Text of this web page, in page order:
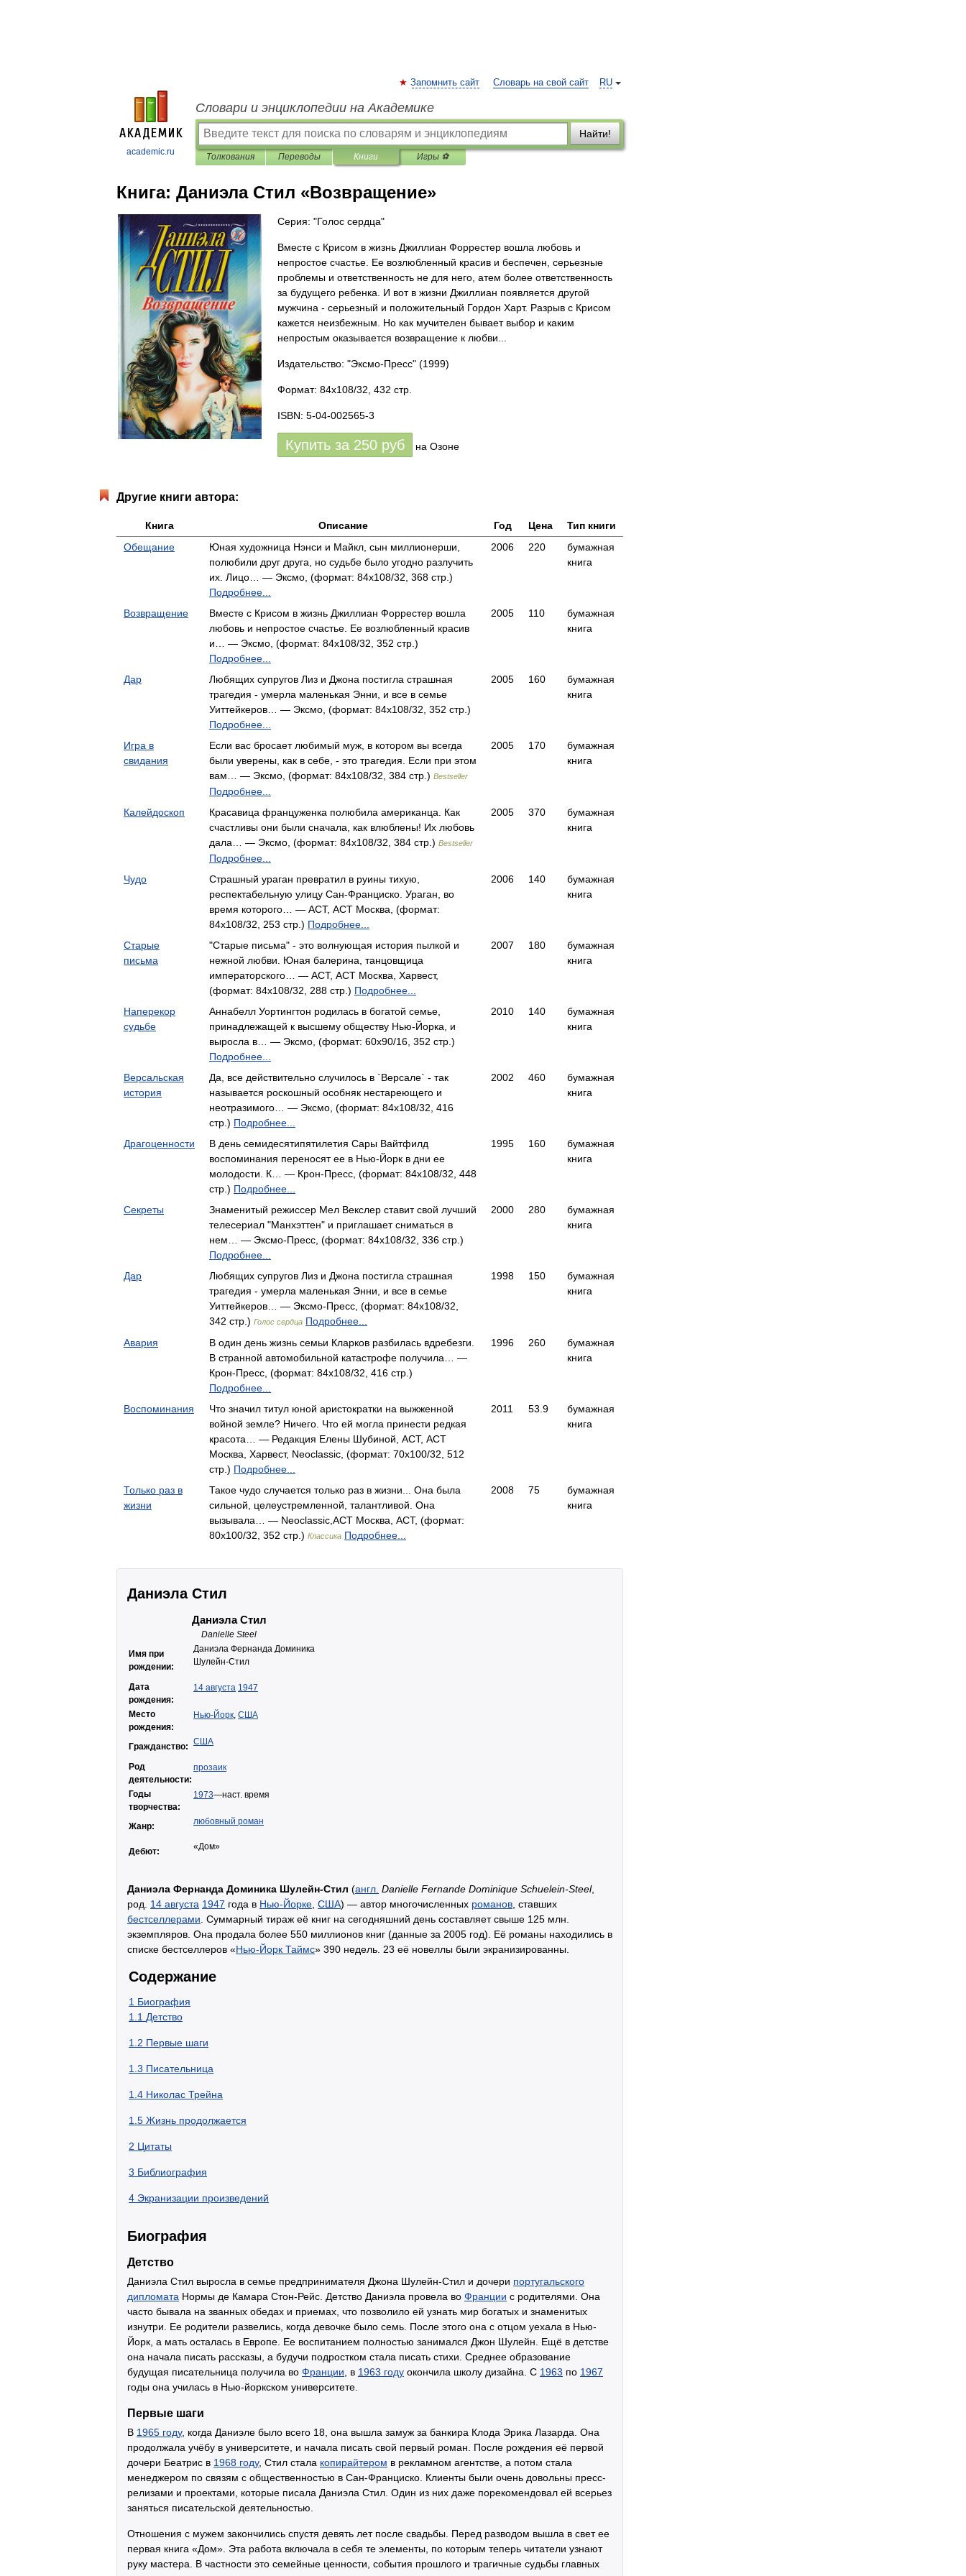
academic.ru
RU
Запомнить сайт Словарь на свой сайт
Словари и энциклопедии на Академике
Найти!
Толкования Переводы Книги Игры ⚽
Книга: Даниэла Стил «Возвращение»
Серия: "Голос сердца"
Вместе с Крисом в жизнь Джиллиан Форрестер вошла любовь и
непростое счастье. Ее возлюбленный красив и беспечен, серьезные
проблемы и ответственность не для него, атем более ответственность
за будущего ребенка. И вот в жизни Джиллиан появляется другой
мужчина - серьезный и положительный Гордон Харт. Разрыв с Крисом
кажется неизбежным. Но как мучителен бывает выбор и каким
непростым оказывается возвращение к любви...
Издательство: "Эксмо-Пресс" (1999)
Формат: 84x108/32, 432 стр.
ISBN: 5-04-002565-3
Купить за 250 руб на Озоне
Другие книги автора:
Книга Описание Год Цена
Тип книги
Обещание
Юная художница Нэнси и Майкл, сын миллионерши,
полюбили друг друга, но судьбе было угодно разлучить
их. Лицо… — Эксмо, (формат: 84x108/32, 368 стр.)
Подробнее...
2006 220
бумажная
книга
Возвращение
Вместе с Крисом в жизнь Джиллиан Форрестер вошла
любовь и непростое счастье. Ее возлюбленный красив
и… — Эксмо, (формат: 84x108/32, 352 стр.)
Подробнее...
2005 110
бумажная
книга
Дар
Любящих супругов Лиз и Джона постигла страшная
трагедия - умерла маленькая Энни, и все в семье
Уиттейкеров… — Эксмо, (формат: 84x108/32, 352 стр.)
Подробнее...
2005 160
бумажная
книга
Игра в
свидания
Если вас бросает любимый муж, в котором вы всегда
были уверены, как в себе, - это трагедия. Если при этом
вам… — Эксмо, (формат: 84x108/32, 384 стр.) Bestseller
Подробнее...
2005 170
бумажная
книга
Калейдоскоп
Красавица француженка полюбила американца. Как
счастливы они были сначала, как влюблены! Их любовь
дала… — Эксмо, (формат: 84x108/32, 384 стр.) Bestseller
Подробнее...
2005 370
бумажная
книга
Чудо
Страшный ураган превратил в руины тихую,
респектабельную улицу Сан-Франциско. Ураган, во
время которого… — АСТ, АСТ Москва, (формат:
84x108/32, 253 стр.) Подробнее...
2006 140
бумажная
книга
Старые
письма
"Старые письма" - это волнующая история пылкой и
нежной любви. Юная балерина, танцовщица
императорского… — АСТ, АСТ Москва, Харвест,
(формат: 84x108/32, 288 стр.) Подробнее...
2007 180
бумажная
книга
Наперекор
судьбе
Аннабелл Уортингтон родилась в богатой семье,
принадлежащей к высшему обществу Нью-Йорка, и
выросла в… — Эксмо, (формат: 60x90/16, 352 стр.)
Подробнее...
2010 140
бумажная
книга
Версальская
история
Да, все действительно случилось в `Версале` - так
называется роскошный особняк нестареющего и
неотразимого… — Эксмо, (формат: 84x108/32, 416
стр.) Подробнее...
2002 460
бумажная
книга
Драгоценности
В день семидесятипятилетия Сары Вайтфилд
воспоминания переносят ее в Нью-Йорк в дни ее
молодости. К… — Крон-Пресс, (формат: 84x108/32, 448
стр.) Подробнее...
1995 160
бумажная
книга
Секреты
Знаменитый режиссер Мел Векслер ставит свой лучший
телесериал "Манхэттен" и приглашает сниматься в
нем… — Эксмо-Пресс, (формат: 84x108/32, 336 стр.)
Подробнее...
2000 280
бумажная
книга
Дар
Любящих супругов Лиз и Джона постигла страшная
трагедия - умерла маленькая Энни, и все в семье
Уиттейкеров… — Эксмо-Пресс, (формат: 84x108/32,
342 стр.) Голос сердца Подробнее...
1998 150
бумажная
книга
Авария
В один день жизнь семьи Кларков разбилась вдребезги.
В странной автомобильной катастрофе получила… —
Крон-Пресс, (формат: 84x108/32, 416 стр.)
Подробнее...
1996 260
бумажная
книга
Воспоминания
Что значил титул юной аристократки на выжженной
войной земле? Ничего. Что ей могла принести редкая
красота… — Редакция Елены Шубиной, АСТ, АСТ
Москва, Харвест, Neoclassic, (формат: 70x100/32, 512
стр.) Подробнее...
2011 53.9
бумажная
книга
Только раз в
жизни
Такое чудо случается только раз в жизни... Она была
сильной, целеустремленной, талантливой. Она
вызывала… — Neoclassic,АСТ Москва, АСТ, (формат:
80x100/32, 352 стр.) Классика Подробнее...
2008 75
бумажная
книга
Даниэла Стил
Даниэла Стил
Danielle Steel
Имя при
рождении:
Даниэла Фернанда Доминика
Шулейн-Стил
Дата
рождения:
14 августа 1947
Место
рождения:
Нью-Йорк, США
Гражданство: США
Род
деятельности:
прозаик
Годы
творчества:
1973—наст. время
Жанр: любовный роман
Дебют: «Дом»
Даниэла Фернанда Доминика Шулейн-Стил (англ. Danielle Fernande Dominique Schuelein-Steel,
род. 14 августа 1947 года в Нью-Йорке США) — автор многочисленных романов , ставших
бестселлерами . Суммарный тираж её книг на сегодняшний день составляет свыше 125 млн.
экземпляров. Она продала более 550 миллионов книг (данные за 2005 год). Её романы находились в
списке бестселлеров «Нью-Йорк Таймс» 390 недель. 23 её новеллы были экранизированны.
Содержание
1 Биография
1.1 Детство
1.2 Первые шаги
1.3 Писательница
1.4 Николас Трейна
1.5 Жизнь продолжается
2 Цитаты
3 Библиография
4 Экранизации произведений
Биография
Детство
Даниэла Стил выросла в семье предпринимателя Джона Шулейн-Стил и дочери португальского
дипломата Нормы де Камара Стон-Рейс. Детство Даниэла провела во Франции с родителями. Она
часто бывала на званных обедах и приемах, что позволило ей узнать мир богатых и знаменитых
изнутри. Ее родители развелись, когда девочке было семь. После этого она с отцом уехала в Нью-
Йорк, а мать осталась в Европе. Ее воспитанием полностью занимался Джон Шулейн. Ещё в детстве
она начала писать рассказы, а будучи подростком стала писать стихи. Среднее образование
будущая писательница получила во Франции , в 1963 году окончила школу дизайна. С 1963 по 1967
годы она училась в Нью-йоркском университете.
Первые шаги
В 1965 году, когда Даниэле было всего 18, она вышла замуж за банкира Клода Эрика Лазарда. Она
продолжала учёбу в университете, и начала писать свой первый роман. После рождения её первой
дочери Беатрис в 1968 году, Стил стала копирайтером в рекламном агентстве, а потом стала
менеджером по связям с общественностью в Сан-Франциско. Клиенты были очень довольны пресс-
релизами и проектами, которые писала Даниэла Стил. Один из них даже порекомендовал ей всерьез
заняться писательской деятельностью.
Отношения с мужем закончились спустя девять лет после свадьбы. Перед разводом вышла в свет ее
первая книга «Дом». Эта работа включала в себя те элементы, по которым теперь читатели узнают
руку мастера. В частности это семейные ценности, события прошлого и трагичные судьбы главных